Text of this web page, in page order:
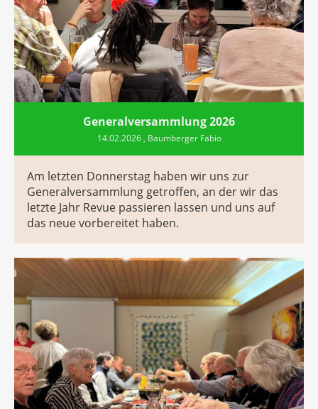
Generalversammlung 2026
14.02.2026, Baumberger Fabio
Am letzten Donnerstag haben wir uns zur
Generalversammlung getroffen, an der wir das
letzte Jahr Revue passieren lassen und uns auf
das neue vorbereitet haben.